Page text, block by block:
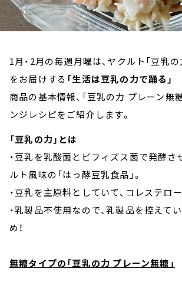
1月・2月の毎週月曜は、ヤクルト「豆乳
をお届けする 「生活は豆乳の力で踊る」
商品の基本情報、「豆乳の力 プレーン無
ンジレシピをご紹介します。
「豆乳の力」とは
・豆乳を乳酸菌とビフィズス菌で発酵さ
ルト風味の「はっ酵豆乳食品」。
・豆乳を主原料としていて、コレステロー
・乳製品不使用なので、乳製品を控えて
め！
無糖タイプの「豆乳の力 プレーン無糖」